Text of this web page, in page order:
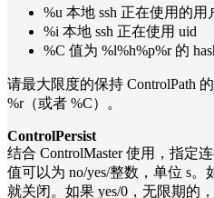
%u 本地 ssh 正在使用的用
%i 本地 ssh 正在使用 uid
%C 值为 %l%h%p%r 的
请最大限度的保持 ControlPath
%r（或者 %C）。
ControlPersist
结合 ControlMaster 使用，指定
值可以为 no/yes/整数，单位 s
就关闭。如果 yes/0，无限期的